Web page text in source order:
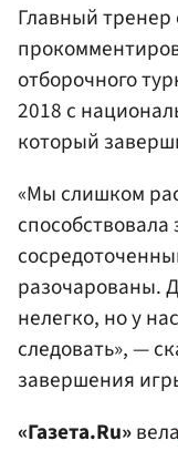
Главный тренер
отборочного
2018 с
который
«Мы слишком
разочарованы.
нелегко, но у
следовать», —
завершения
«Газета.Ru»вела